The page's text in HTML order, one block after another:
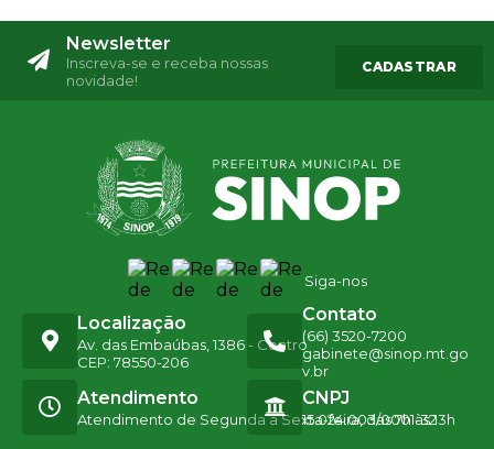
Newsletter
Inscreva-se e receba nossas
novidade!
CADASTRAR
Siga-nos
Localização
Av. das Embaúbas, 1386 - Centro
CEP: 78550-206
Contato
(66) 3520-7200
gabinete@sinop.mt.go
v.br
Atendimento
Atendimento de Segunda a Sexta-feira, das 7h às 13h
CNPJ
15.024.003/0001-32